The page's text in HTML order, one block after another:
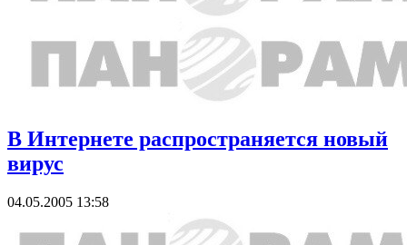
В Интернете распространяется новый
вирус
04.05.2005 13:58